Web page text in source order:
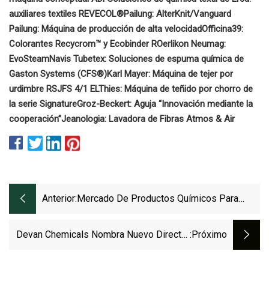
auxiliares textiles REVECOL®Pailung: AlterKnit/Vanguard
Pailung: Máquina de producción de alta velocidadOfficina39:
Colorantes Recycrom™ y Ecobinder ROerlikon Neumag:
EvoSteamNavis Tubetex: Soluciones de espuma química de
Gaston Systems (CFS®)Karl Mayer: Máquina de tejer por
urdimbre RSJFS 4/1 ELThies: Máquina de teñido por chorro de
la serie SignatureGroz-Beckert: Aguja “Innovación mediante la
cooperación”Jeanologia: Lavadora de Fibras Atmos & Air
Anterior: Mercado De Productos Químicos Para
Devan Chemicals Nombra Nuevo Director :próximo